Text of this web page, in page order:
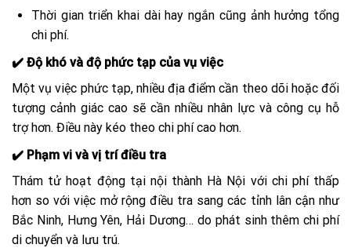
Thời gian triển khai dài hay ngắn cũng ảnh hưởng tổng
chi phí.
✔️ Độ khó và độ phức tạp của vụ việc
Một vụ việc phức tạp, nhiều địa điểm cần theo dõi hoặc đối
tượng cảnh giác cao sẽ cần nhiều nhân lực và công cụ hỗ
trợ hơn. Điều này kéo theo chi phí cao hơn.
✔️ Phạm vi và vị trí điều tra
Thám tử hoạt động tại nội thành Hà Nội với chi phí thấp
hơn so với việc mở rộng điều tra sang các tỉnh lân cận như
Bắc Ninh, Hưng Yên, Hải Dương… do phát sinh thêm chi phí
di chuyển và lưu trú.